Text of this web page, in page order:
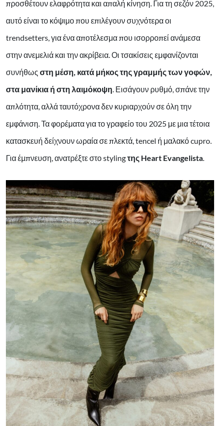
προσθέτουν ελαφρότητα και απαλή κίνηση. Για τη σεζόν 2025,
αυτό είναι το κόψιμο που επιλέγουν συχνότερα οι
trendsetters, για ένα αποτέλεσμα που ισορροπεί ανάμεσα
στην ανεμελιά και την ακρίβεια. Οι τσακίσεις εμφανίζονται
συνήθως στη μέση, κατά μήκος της γραμμής των γοφών,
στα μανίκια ή στη λαιμόκοψη. Εισάγουν ρυθμό, σπάνε την
απλότητα, αλλά ταυτόχρονα δεν κυριαρχούν σε όλη την
εμφάνιση. Τα φορέματα για το γραφείο του 2025 με μια τέτοια
κατασκευή δείχνουν ωραία σε πλεκτά, tencel ή μαλακό cupro.
Για έμπνευση, ανατρέξτε στο stylingτης Heart Evangelista.